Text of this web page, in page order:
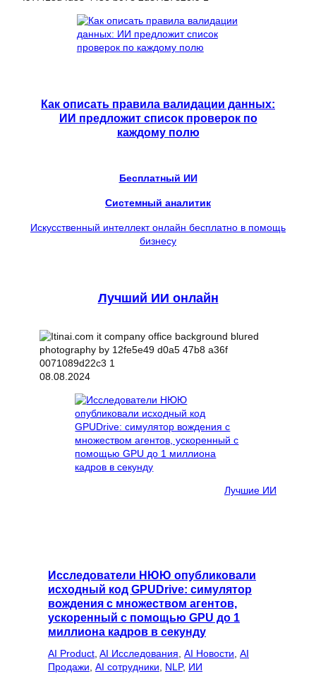
Как описать правила валидации данных:
ИИ предложит список проверок по
каждому полю
Бесплатный ИИ
Системный аналитик
Искусственный интеллект онлайн бесплатно в помощь
бизнесу
Лучший ИИ онлайн
08.08.2024
Лучшие ИИ
Исследователи НЮЮ опубликовали
исходный код GPUDrive: симулятор
вождения с множеством агентов,
ускоренный с помощью GPU до 1
миллиона кадров в секунду
AI Product AI Исследования AI Новости AI
Продажи AI сотрудники NLP, ИИ